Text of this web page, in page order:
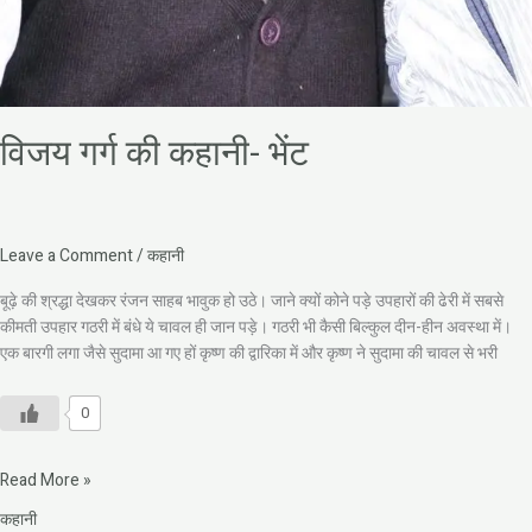
विजय गर्ग की कहानी- भेंट
Leave a Comment/कहानी
बूढ़े की श्रद्धा देखकर रंजन साहब भावुक हो उठे। जाने क्यों कोने पड़े उपहारों की ढेरी में सबसे
कीमती उपहार गठरी में बंधे ये चावल ही जान पड़े। गठरी भी कैसी बिल्कुल दीन-हीन अवस्था में।
एक बारगी लगा जैसे सुदामा आ गए हों कृष्ण की द्वारिका में और कृष्ण ने सुदामा की चावल से भरी
0
Read More »
कहानी